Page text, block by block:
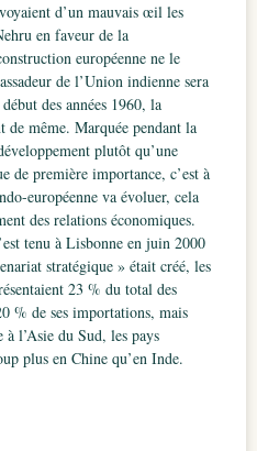
d’un mauvais œil les
en faveur de la
européenne ne le
de l’Union indienne sera
des années 1960, la
de même. Marquée pendant la
plutôt qu’une
de première importance, c’est à
européenne va évoluer, cela
des relations économiques.
tenu à Lisbonne en juin 2000
stratégique » était créé, les
23 % du total des
% de ses importations, mais
l’Asie du Sud, les pays
plus en Chine qu’en Inde.